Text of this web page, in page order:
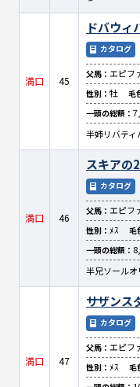
満口 45
ドバウィ
カタログ
父馬： エピフ
性別： 牡 毛
一頭の総額：
半姉リバティ
満口 46
スキアの
カタログ
父馬： エピフ
性別： ﾒｽ 毛
一頭の総額：
半兄ソール
満口 47
サザンス
カタログ
父馬： エピフ
性別： ﾒｽ 毛